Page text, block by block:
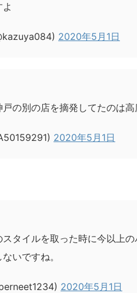
2020年5月1日
の別の店を摘発してたのは高
2020年5月1日
タイルを取った時に今以上
いですね。
2020年5月1日